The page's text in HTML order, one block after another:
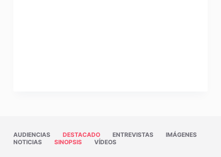
AUDIENCIAS DESTACADO ENTREVISTAS
IMÁGENES
NOTICIAS
SINOPSIS VÍDEOS